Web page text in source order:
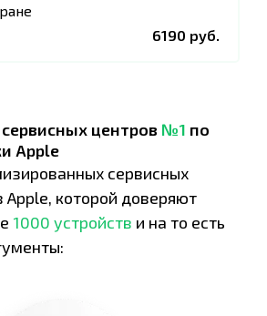
6190 руб.
центров №1 по
Apple
сервисных
Apple, которой доверяют
1000 устройств и на то есть